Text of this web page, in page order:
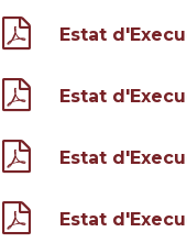
Estat
Estat
Estat
Estat